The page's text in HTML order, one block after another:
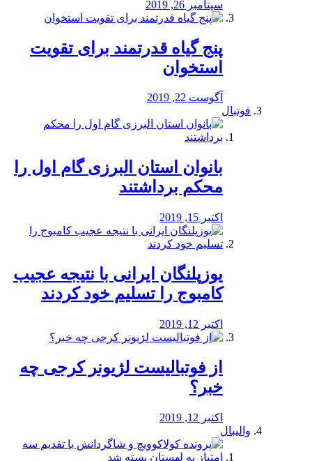
سپتامبر 26, 2019
پنج گیاه قدرتمند برای تقویت
استخوان
آگوست 22, 2019
فوتبال
بانوان استان البرزی گام اول را
محكم برداشتند
اکتبر 15, 2019
یوزپلنگان ایرانی با نتیجه عجیب
کامبوج را تسلیم خود کردند
اکتبر 12, 2019
از فوتبالیست لژیونر کرجی چه
خبر؟
اکتبر 12, 2019
والیبال